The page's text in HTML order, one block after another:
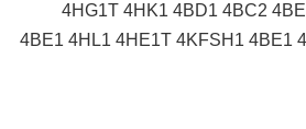
4HG1T 4HK1 4BD1 4BC2
4BE1 4HL1 4HE1T 4KFSH1 4BE1